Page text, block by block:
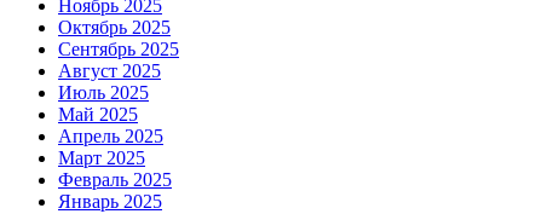
Ноябрь 2025
Октябрь 2025
Сентябрь 2025
Август 2025
Июль 2025
Май 2025
Апрель 2025
Март 2025
Февраль 2025
Январь 2025